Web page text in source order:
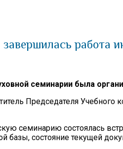
работа
семинарии была
Председателя Учебного
семинарию состоялась
базы, состояние текущей